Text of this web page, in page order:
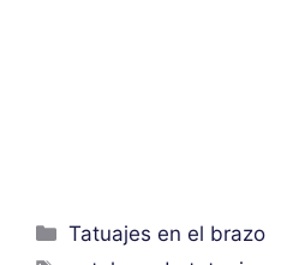
Categorías
Tatuajes en el brazo